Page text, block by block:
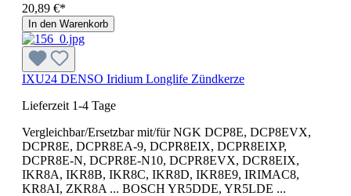
20,89 €*
In den Warenkorb
IXU24 DENSO Iridium Longlife Zündkerze
Lieferzeit 1-4 Tage
Vergleichbar/Ersetzbar mit/für NGK DCP8E, DCP8EVX,
DCPR8E, DCPR8EA-9, DCPR8EIX, DCPR8EIXP,
DCPR8E-N, DCPR8E-N10, DCPR8EVX, DCR8EIX,
IKR8A, IKR8B, IKR8C, IKR8D, IKR8E9, IRIMAC8,
KR8AI, ZKR8A ... BOSCH YR5DDE, YR5LDE ...